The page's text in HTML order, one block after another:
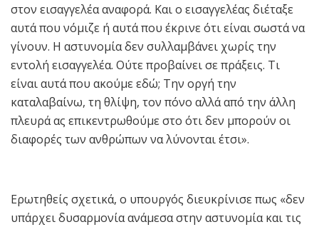
στον εισαγγελέα αναφορά. Και ο εισαγγελέας διέταξε
αυτά που νόμιζε ή αυτά που έκρινε ότι είναι σωστά να
γίνουν. Η αστυνομία δεν συλλαμβάνει χωρίς την
εντολή εισαγγελέα. Ούτε προβαίνει σε πράξεις. Τι
είναι αυτά που ακούμε εδώ; Την οργή την
καταλαβαίνω, τη θλίψη, τον πόνο αλλά από την άλλη
πλευρά ας επικεντρωθούμε στο ότι δεν μπορούν οι
διαφορές των ανθρώπων να λύνονται έτσι».
Ερωτηθείς σχετικά, ο υπουργός διευκρίνισε πως «δεν
υπάρχει δυσαρμονία ανάμεσα στην αστυνομία και τις